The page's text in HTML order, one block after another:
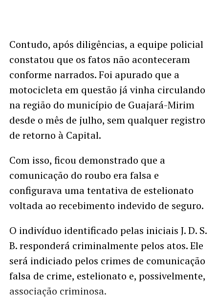
Contudo, após diligências, a equipe policial
constatou que os fatos não aconteceram
conforme narrados. Foi apurado que a
motocicleta em questão já vinha circulando
na região do município de Guajará-Mirim
desde o mês de julho, sem qualquer registro
de retorno à Capital.
Com isso, ficou demonstrado que a
comunicação do roubo era falsa e
configurava uma tentativa de estelionato
voltada ao recebimento indevido de seguro.
O indivíduo identificado pelas iniciais J. D. S.
B. responderá criminalmente pelos atos. Ele
será indiciado pelos crimes de comunicação
falsa de crime, estelionato e, possivelmente,
associação criminosa.